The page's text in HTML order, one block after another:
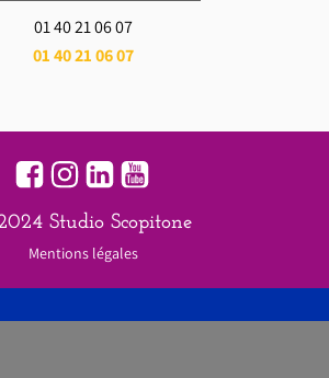
01 40 21 06 07
01 40 21 06 07
Studio Scopitone
Mentions légales